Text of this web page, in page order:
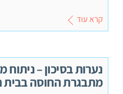
קרא עוד
נערות בסיכון –
מתבגרת החוסה בבית